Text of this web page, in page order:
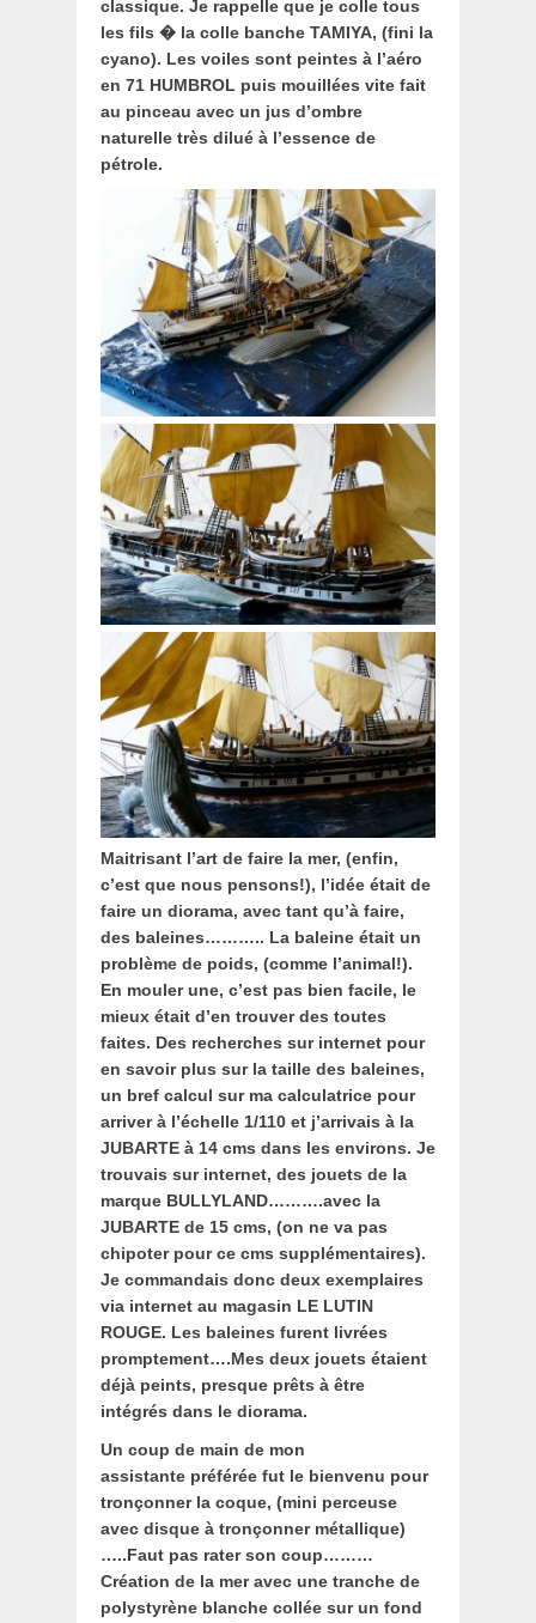
classique. Je rappelle que je colle tous
les fils � la colle banche TAMIYA, (fini la
cyano). Les voiles sont peintes à l’aéro
en 71 HUMBROL puis mouillées vite fait
au pinceau avec un jus d’ombre
naturelle très dilué à l’essence de
pétrole.
Maitrisant l’art de faire la mer, (enfin,
c’est que nous pensons!), l’idée était de
faire un diorama, avec tant qu’à faire,
des baleines……….. La baleine était un
problème de poids, (comme l’animal!).
En mouler une, c’est pas bien facile, le
mieux était d’en trouver des toutes
faites. Des recherches sur internet pour
en savoir plus sur la taille des baleines,
un bref calcul sur ma calculatrice pour
arriver à l’échelle 1/110 et j’arrivais à la
JUBARTE à 14 cms dans les environs. Je
trouvais sur internet, des jouets de la
marque BULLYLAND……….avec la
JUBARTE de 15 cms, (on ne va pas
chipoter pour ce cms supplémentaires).
Je commandais donc deux exemplaires
via internet au magasin LE LUTIN
ROUGE. Les baleines furent livrées
promptement….Mes deux jouets étaient
déjà peints, presque prêts à être
intégrés dans le diorama.
Un coup de main de mon
assistante préférée fut le bienvenu pour
tronçonner la coque, (mini perceuse
avec disque à tronçonner métallique)
…..Faut pas rater son coup………
Création de la mer avec une tranche de
polystyrène blanche collée sur un fond